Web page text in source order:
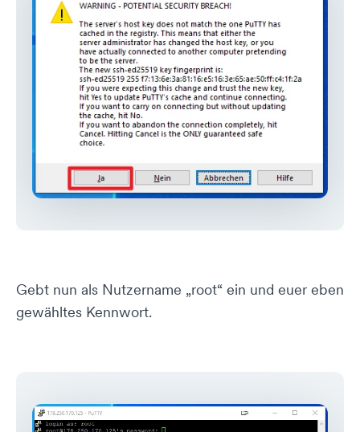
Gebt nun als Nutzername „root“ ein und euer eben
gewähltes Kennwort.